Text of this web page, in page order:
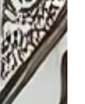
et métal
unique ?
élément fonctionnel
pièce
Associer bois et
mesure permet de
et
de la